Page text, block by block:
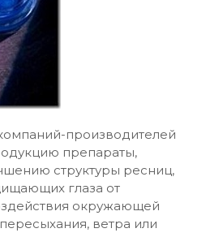
производителей
препараты,
структуры ресниц,
глаза от
окружающей
ветра или